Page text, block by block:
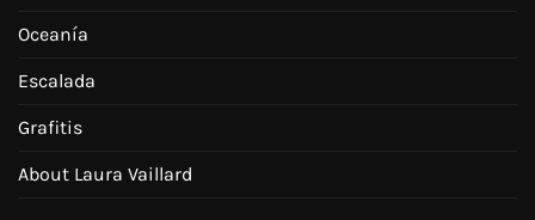
Oceanía
Escalada
Grafitis
About Laura Vaillard